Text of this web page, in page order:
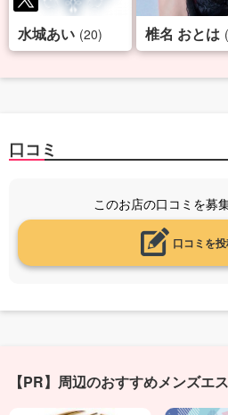
水城あい (20) 椎名 おとは
口コミ
このお店の口コミを募
口コミを
【PR】周辺のおすすめメンズエ